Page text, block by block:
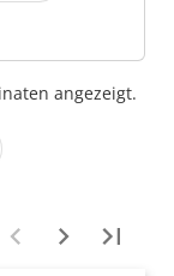
angezeigt.